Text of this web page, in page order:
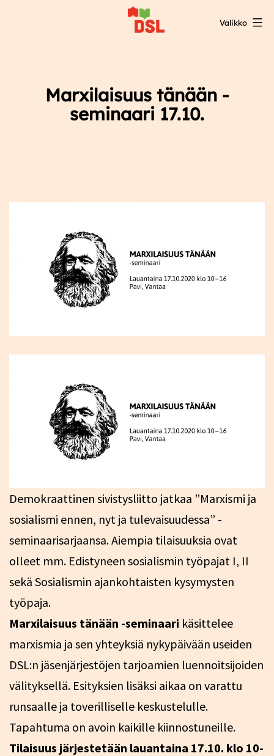
Valikko
Marxilaisuus tänään -
seminaari 17.10.
Demokraattinen sivistysliitto jatkaa ”Marxismi ja
sosialismi ennen, nyt ja tulevaisuudessa” -
seminaarisarjaansa. Aiempia tilaisuuksia ovat
olleet mm. Edistyneen sosialismin työpajat I, II
sekä Sosialismin ajankohtaisten kysymysten
työpaja.
Marxilaisuus tänään -seminaari käsittelee
marxismia ja sen yhteyksiä nykypäivään useiden
DSL:n jäsenjärjestöjen tarjoamien luennoitsijoiden
välityksellä. Esityksien lisäksi aikaa on varattu
runsaalle ja toverilliselle keskustelulle.
Tapahtuma on avoin kaikille kiinnostuneille.
Tilaisuus järjestetään lauantaina 17.10. klo 10-